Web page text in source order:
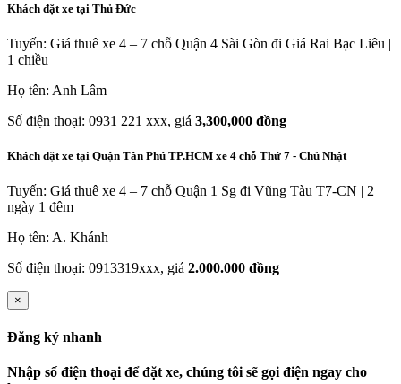
Khách đặt xe tại Thủ Đức
Tuyến: Giá thuê xe 4 – 7 chỗ Quận 4 Sài Gòn đi Giá Rai Bạc Liêu |
1 chiều
Họ tên: Anh Lâm
Số điện thoại: 0931 221 xxx, giá 3,300,000 đồng
Khách đặt xe tại Quận Tân Phú TP.HCM xe 4 chỗ Thứ 7 - Chủ Nhật
Tuyến: Giá thuê xe 4 – 7 chỗ Quận 1 Sg đi Vũng Tàu T7-CN | 2
ngày 1 đêm
Họ tên: A. Khánh
Số điện thoại: 0913319xxx, giá 2.000.000 đồng
×
Đăng ký nhanh
Nhập số điện thoại để đặt xe, chúng tôi sẽ gọi điện ngay cho